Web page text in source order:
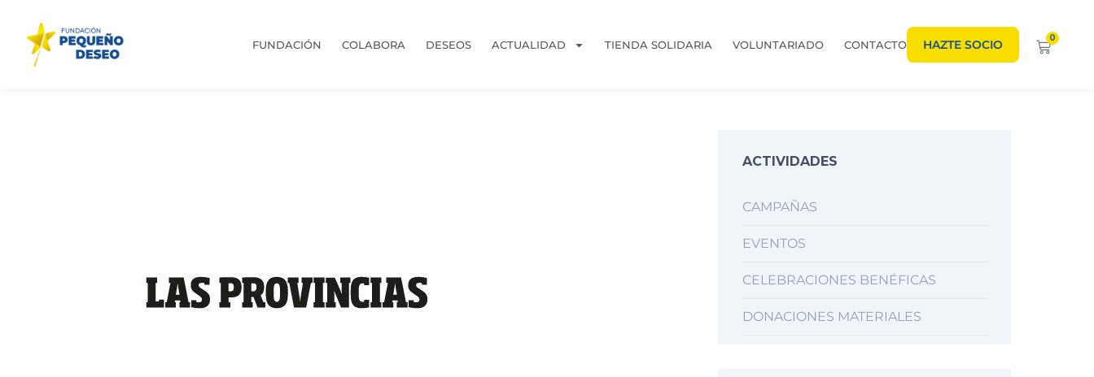
FUNDACIÓN COLABORA DESEOS ACTUALIDAD TIENDA SOLIDARIA VOLUNTARIADO CONTACTO HAZTE SOCIO 0
ACTIVIDADES
CAMPAÑAS
EVENTOS
CELEBRACIONES BENÉFICAS
DONACIONES MATERIALES